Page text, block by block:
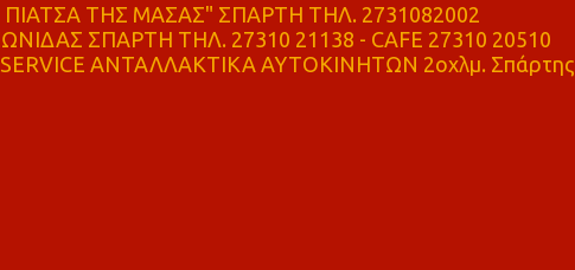
ΤΗΣ ΜΑΣΑΣ" ΣΠΑΡΤΗ ΤΗΛ. 2731082002
ΣΠΑΡΤΗ ΤΗΛ. 27310 21138 - CAFE 27310 20510
ΑΝΤΑΛΛΑΚΤΙΚΑ ΑΥΤΟΚΙΝΗΤΩΝ 2οχλμ. Σπάρτης